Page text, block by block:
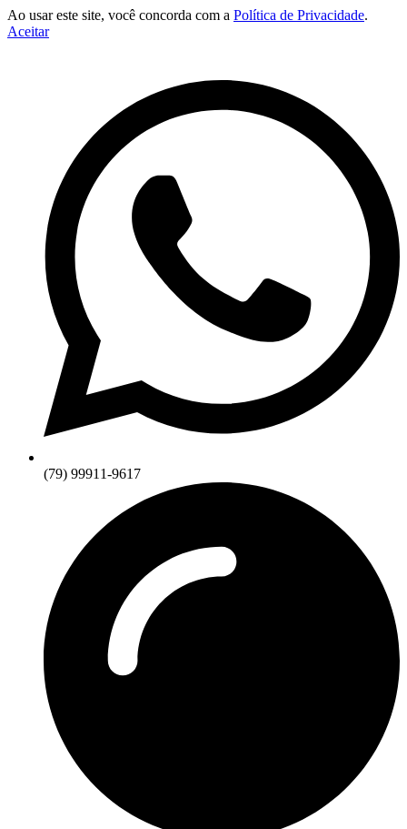
Ao usar este site, você concorda com a Política de Privacidade.
Aceitar
(79) 99911-9617